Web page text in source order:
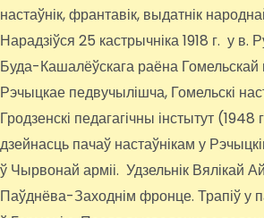
настаўнік, франтавік, выдатнік
Нарадзіўся 25 кастрычніка 1918 г. у в.
Буда-Кашалёўскага раёна Гомельскай
Рэчыцкае педвучылішча, Гомельскі
Гродзенскі педагагічны інстытут
дзейнасць пачаў настаўнікам у
ў Чырвонай арміі. Удзельнік Вялікай
Паўднёва-Заходнім фронце. Трапіў у